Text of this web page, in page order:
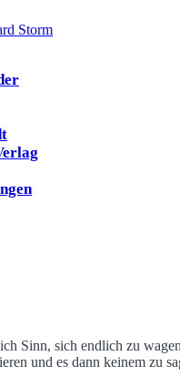
Sinn, sich endlich zu
und es dann keinem zu